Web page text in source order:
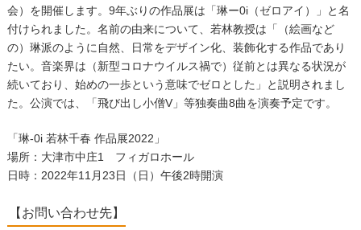
会）を開催します。9年ぶりの作品展は「琳ー0i（ゼロアイ）」と名
付けられました。名前の由来について、若林教授は「（絵画など
の）琳派のように自然、日常をデザイン化、装飾化する作品であり
たい。音楽界は（新型コロナウイルス禍で）従前とは異なる状況が
続いており、始めの一歩という意味でゼロとした」と説明されまし
た。公演では、「飛び出し小僧V」等独奏曲8曲を演奏予定です。
「琳-0i 若林千春 作品展2022」
場所：大津市中庄1 フィガロホール
日時：2022年11月23日（日）午後2時開演
【お問い合わせ先】